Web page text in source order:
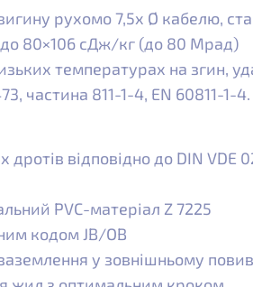
рухомо 7,5x Ø кабелю,
до 80×106 сДж/кг (до 80 Мрад)
температурах на згин,
частина 811-1-4, EN 60811-1-4.
відповідно до DIN VDE
PVC-матеріал Z 7225
кодом JB/OB
у зовнішньому